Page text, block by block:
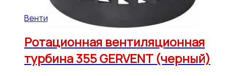
Вентиляция кровельная GERVENT
Ротационная вентиляционная
турбина 355 GERVENT (черный)